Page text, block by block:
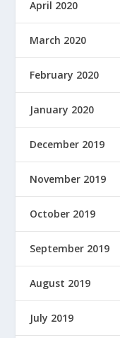
April 2020
March 2020
February 2020
January 2020
December 2019
November 2019
October 2019
September 2019
August 2019
July 2019